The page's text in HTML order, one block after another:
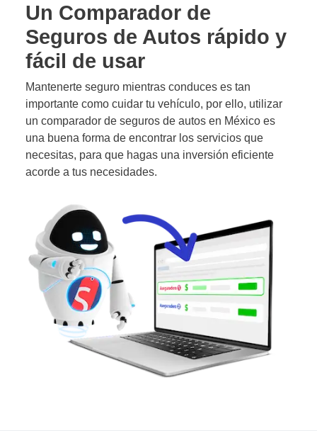
Un Comparador de
Seguros de Autos rápido y
fácil de usar
Mantenerte seguro mientras conduces es tan
importante como cuidar tu vehículo, por ello, utilizar
un comparador de seguros de autos en México es
una buena forma de encontrar los servicios que
necesitas, para que hagas una inversión eficiente
acorde a tus necesidades.